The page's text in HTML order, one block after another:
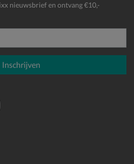
nieuwsbrief en ontvang €10,-
Inschrijven